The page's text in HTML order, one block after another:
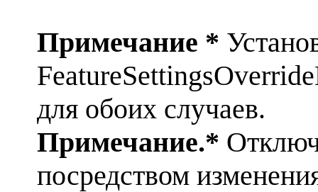
Примечание *
для обоих случаев.
Примечание.*
посредством